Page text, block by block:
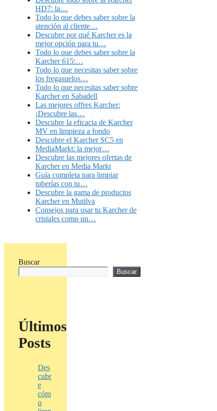
HD7: la…
Todo lo que debes saber sobre la
atención al cliente…
Descubre por qué Karcher es la
mejor opción para tu…
Todo lo que debes saber sobre la
Karcher 615:…
Todo lo que necesitas saber sobre
los fregasuelos…
Todo lo que necesitas saber sobre
Karcher en Sabadell
Las mejores offres Karcher:
¡Descubre las…
Descubre la eficacia de Karcher
MV en limpieza a fondo
Descubre el Karcher SC5 en
MediaMarkt: la mejor…
Descubre las mejores ofertas de
Karcher en Media Markt
Guía completa para limpiar
tuberías con tu…
Descubre la gama de productos
Karcher en Mutilva
Consejos para usar tu Karcher de
cristales como un…
Buscar
Buscar
Últimos
Posts
Des
cubr
e
cóm
o